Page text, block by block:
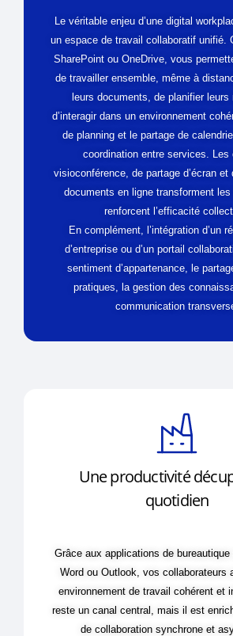
Le véritable enjeu d’une digital
un espace de travail collaboratif unifié.
SharePoint ou OneDrive, vous
de travailler ensemble, même à
leurs documents, de planifier leurs
d’interagir dans un environnement
de planning et le partage de
coordination entre services. Les
visioconférence, de partage d’écran et
documents en ligne transforment
renforcent l’efficacité
En complément, l’intégration d’un
d’entreprise ou d’un portail
sentiment d’appartenance, le
pratiques, la gestion des
communication
Une productivité
quotidien
Grâce aux applications de bureautique
Word ou Outlook, vos collaborateurs
environnement de travail cohérent et
reste un canal central, mais il est
de collaboration synchrone et